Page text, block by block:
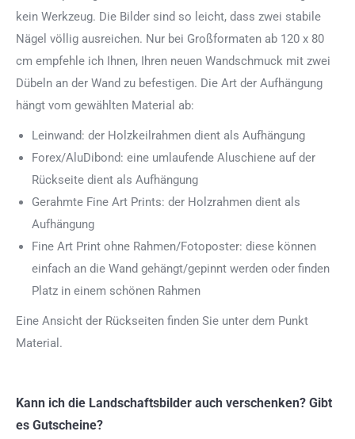
kein Werkzeug. Die Bilder sind so leicht, dass zwei stabile
Nägel völlig ausreichen. Nur bei Großformaten ab 120 x 80
cm empfehle ich Ihnen, Ihren neuen Wandschmuck mit zwei
Dübeln an der Wand zu befestigen. Die Art der Aufhängung
hängt vom gewählten Material ab:
Leinwand: der Holzkeilrahmen dient als Aufhängung
Forex/AluDibond: eine umlaufende Aluschiene auf der
Rückseite dient als Aufhängung
Gerahmte Fine Art Prints: der Holzrahmen dient als
Aufhängung
Fine Art Print ohne Rahmen/Fotoposter: diese können
einfach an die Wand gehängt/gepinnt werden oder finden
Platz in einem schönen Rahmen
Eine Ansicht der Rückseiten finden Sie unter dem Punkt
Material.
Kann ich die Landschaftsbilder auch verschenken? Gibt
es Gutscheine?